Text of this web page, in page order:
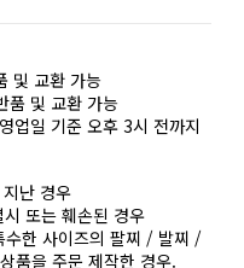
및 교환 가능
품 및 교환 가능
업일 기준 오후 3시 전까지
난 경우
또는 훼손된 경우
한 사이즈의 팔찌 / 발찌 /
품을 주문 제작한 경우.